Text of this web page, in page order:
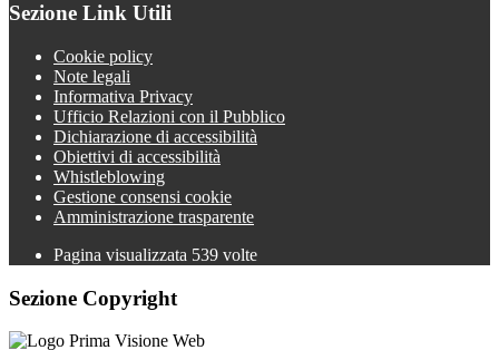
Sezione Link Utili
Cookie policy
Note legali
Informativa Privacy
Ufficio Relazioni con il Pubblico
Dichiarazione di accessibilità
Obiettivi di accessibilità
Whistleblowing
Gestione consensi cookie
Amministrazione trasparente
Pagina visualizzata 539 volte
Sezione Copyright